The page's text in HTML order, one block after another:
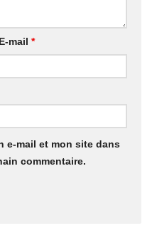
E-mail *
e-mail et mon site dans
commentaire.